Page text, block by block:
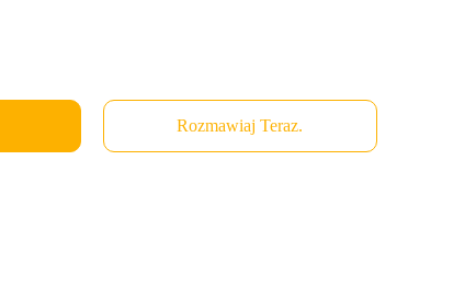
Rozmawiaj Teraz.